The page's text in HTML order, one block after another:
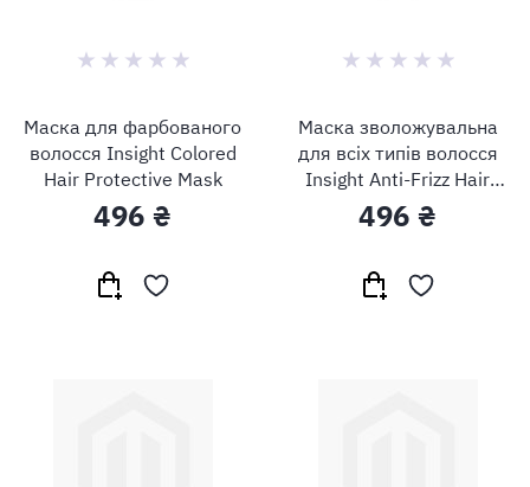
Маска для фарбованого
волосся Insight Colored
Hair Protective Mask
496 ₴
Маска зволожувальна
для всіх типів волосся
Insight Anti-Frizz Hair
Mask Hydrating
496 ₴